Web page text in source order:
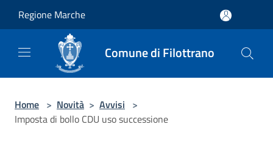
Regione Marche
Comune di Filottrano
Home > Novità > Avvisi >
Imposta di bollo CDU uso successione